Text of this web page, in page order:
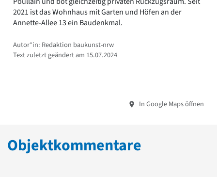
2021 ist das Wohnhaus mit Garten und Höfen an der
Annette-Allee 13 ein Baudenkmal.
Autor*in: Redaktion baukunst-nrw
Text zuletzt geändert am 15.07.2024
In Google Maps öffnen
Objektkommentare